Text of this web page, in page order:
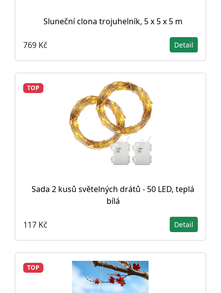
Sluneční clona trojuhelník, 5 x 5 x 5 m
769 Kč Detail
TOP
Sada 2 kusů světelných drátů - 50 LED, teplá
bílá
117 Kč Detail
TOP